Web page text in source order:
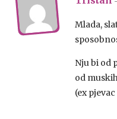
Mlada,
Nju bi od
od
(ex